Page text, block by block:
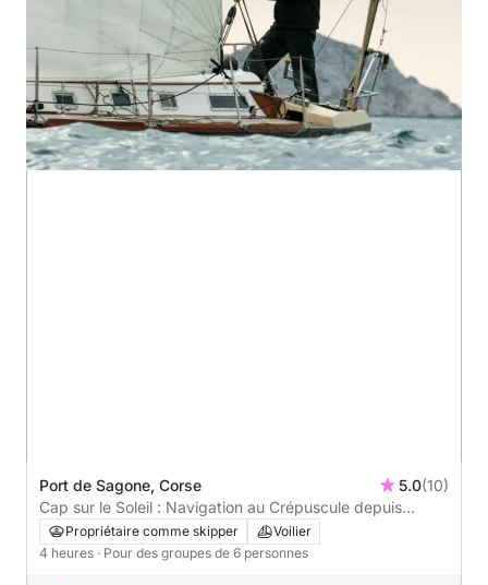
Port de Sagone, Corse 5.0(10)
Cap sur le Soleil : Navigation au Crépuscule depuis
Sagone
Propriétaire comme skipper
Voilier
4 heures · Pour des groupes de 6 personnes